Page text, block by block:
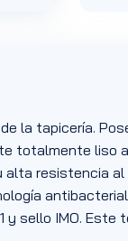
la tapicería.
totalmente liso
resistencia
sello IMO. Este